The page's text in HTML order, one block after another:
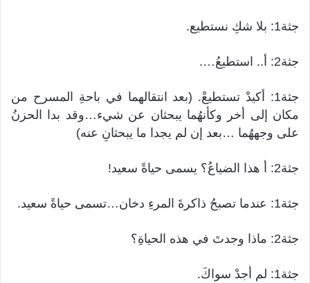
جثة1: بلا شكِ نستطيع.
جثة2: أ.. استطيعُ….
جثة1: أكيدْ تستطيعْ. (بعد انتقالهما في باحةِ المسرح من
مكان إلى أخر وكأنهُما يبحثان عن شيء…وقد بدا الحزنُ
على وجههُما …بعد إن لم يجدا ما يبحثانِ عنه)
جثة2: أ هذا الضياعُ؟ يسمى حياةً سعيد!
جثة1: عندما تصبحُ ذاكرةَ المرءِ دخان…تسمى حياةً سعيد.
جثة2: ماذا وجدتَ في هذه الحياةِ؟
جثة1: لم أجدْ سواكَ.